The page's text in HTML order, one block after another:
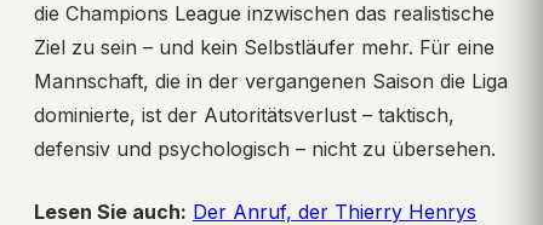
die Champions League inzwischen das realistische
Ziel zu sein – und kein Selbstläufer mehr. Für eine
Mannschaft, die in der vergangenen Saison die Liga
dominierte, ist der Autoritätsverlust – taktisch,
defensiv und psychologisch – nicht zu übersehen.
Lesen Sie auch: Der Anruf, der Thierry Henrys